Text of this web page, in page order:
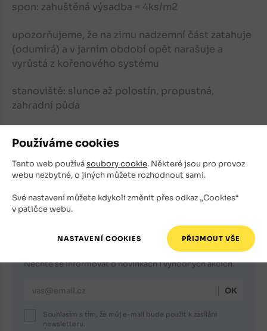
Používáme cookies
Tento web používásoubory cookie. Některé jsou pro provoz
webu nezbytné, o jiných můžete rozhodnout sami.
Své nastavení můžete kdykoli změnit přes odkaz „Cookies“
v patičce webu.
spon: zahuštěná výsadba = 4ks/m2
upozorňujeme, že na zimu nadzemní část zatahuje
(odumírá) a v jarním období opět narašuje a
vyrůstá z kořenového systému
stanoviště: slunce až polostín, propustná,
zahradní půda
zeleň, celoroční kompozice, stepní a travinné
společenstva aj..
Nechte se informovat o novinkách i výhodných akcích.
E-mailová adresa
Souhlasím s tím, že můj e-mail bude použit k zasílání
newsletteru.